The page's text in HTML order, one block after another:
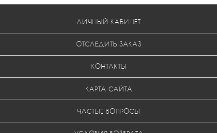
ЛИЧНЫЙ КАБИНЕТ
ОТСЛЕДИТЬ ЗАКАЗ
КОНТАКТЫ
КАРТА САЙТА
ЧАСТЫЕ ВОПРОСЫ